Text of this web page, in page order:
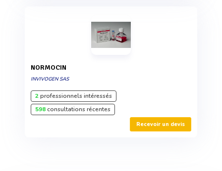
NORMOCIN
INVIVOGEN SAS
2professionnels intéressés
598consultations récentes
Recevoir un devis